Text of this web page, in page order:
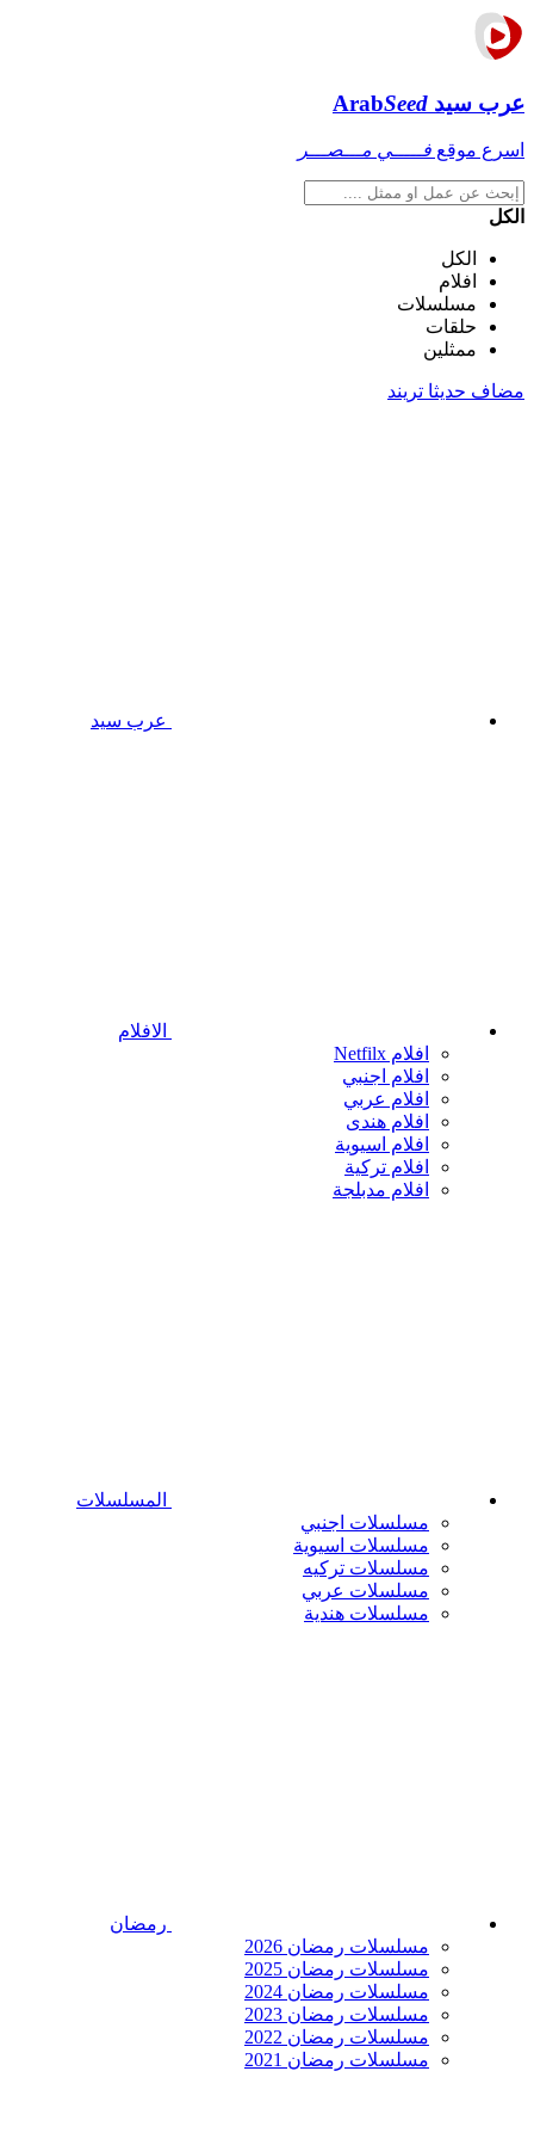
عرب سيد ArabSeed
اسرع موقع فـــــي مـــصـــر
الكل
الكل
افلام
مسلسلات
حلقات
ممثلين
مضاف حديثا تريند
عرب سيد
الافلام
افلام Netfilx
افلام اجنبي
افلام عربي
افلام هندى
افلام اسيوية
افلام تركية
افلام مدبلجة
المسلسلات
مسلسلات اجنبي
مسلسلات اسيوية
مسلسلات تركيه
مسلسلات عربي
مسلسلات هندية
رمضان
مسلسلات رمضان 2026
مسلسلات رمضان 2025
مسلسلات رمضان 2024
مسلسلات رمضان 2023
مسلسلات رمضان 2022
مسلسلات رمضان 2021